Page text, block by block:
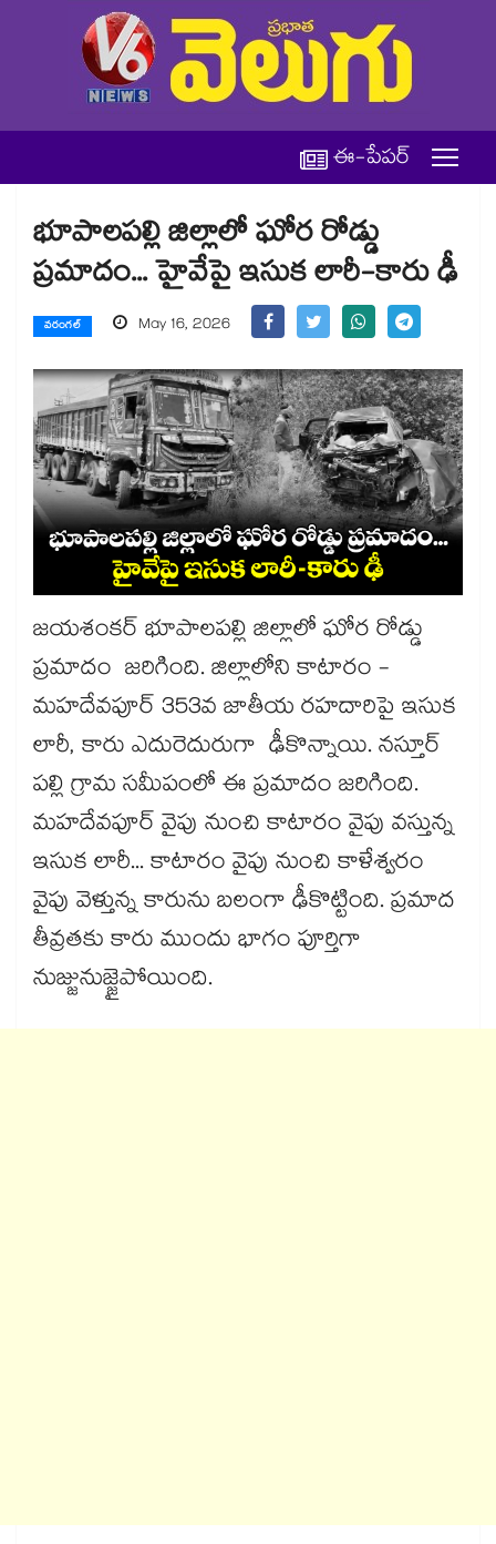
ఈ-పేపర్
భూపాలపల్లి జిల్లాలో ఘోర రోడ్డు
ప్రమాదం... హైవేపై ఇసుక లారీ-కారు ఢీ
వరంగల్ May 16, 2026
జయశంకర్ భూపాలపల్లి జిల్లాలో ఘోర రోడ్డు
ప్రమాదం జరిగింది. జిల్లాలోని కాటారం -
మహదేవపూర్ 353వ జాతీయ రహదారిపై ఇసుక
లారీ, కారు ఎదురెదురుగా ఢీకొన్నాయి. నస్తూర్
పల్లి గ్రామ సమీపంలో ఈ ప్రమాదం జరిగింది.
మహదేవపూర్ వైపు నుంచి కాటారం వైపు వస్తున్న
ఇసుక లారీ... కాటారం వైపు నుంచి కాళేశ్వరం
వైపు వెళ్తున్న కారును బలంగా ఢీకొట్టింది. ప్రమాద
తీవ్రతకు కారు ముందు భాగం పూర్తిగా
నుజ్జునుజ్జైపోయింది.